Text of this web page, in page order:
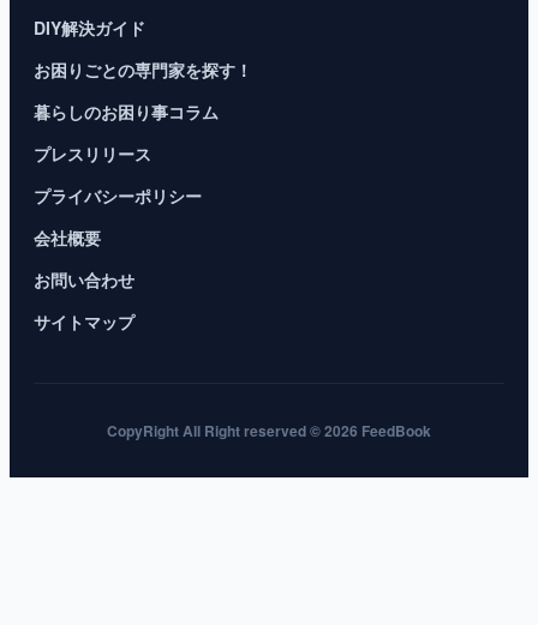
DIY解決ガイド
お困りごとの専門家を探す！
暮らしのお困り事コラム
プレスリリース
プライバシーポリシー
会社概要
お問い合わせ
サイトマップ
CopyRight All Right reserved © 2026 FeedBook